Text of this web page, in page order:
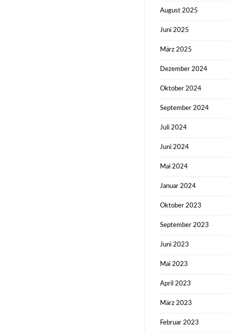
August 2025
Juni 2025
März 2025
Dezember 2024
Oktober 2024
September 2024
Juli 2024
Juni 2024
Mai 2024
Januar 2024
Oktober 2023
September 2023
Juni 2023
Mai 2023
April 2023
März 2023
Februar 2023